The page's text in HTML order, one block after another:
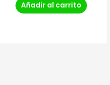
Añadir al carrito